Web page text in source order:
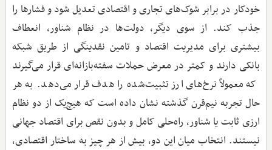
خودکار در برابر شوک‌های تجاری و اقتصادی تعدیل شود و فشارها را
جذب کند. از سوی دیگر، دولت‌ها در نظام شناور، انعطاف
بیشتری برای مدیریت اقتصاد و تامین نقدینگی از طریق شبکه
بانکی دارند و کمتر در معرض حملات سفته‌بازانه‌ای قرار می‌گیرند
که معمولاً نرخ‌های ارز تثبیت‌شده را هدف قرار می‌دهد. به هر
حال تجربه نیم‌قرن گذشته نشان داده است که هیچ‌یک از دو نظام
ارزی ثابت یا شناور، راه‌حلی کامل و بدون نقص برای اقتصاد جهانی
نیستند. انتخاب میان این دو، بیش از هر چیز به ساختار اقتصادی،